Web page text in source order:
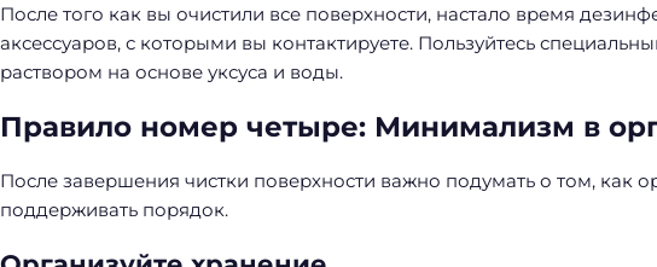
После того как вы очистили все поверхности, настало время
аксессуаров, с которыми вы контактируете. Пользуйтесь
раствором на основе уксуса и воды.
Правило номер четыре: Минимализм в
После завершения чистки поверхности важно подумать о том, как
поддерживать порядок.